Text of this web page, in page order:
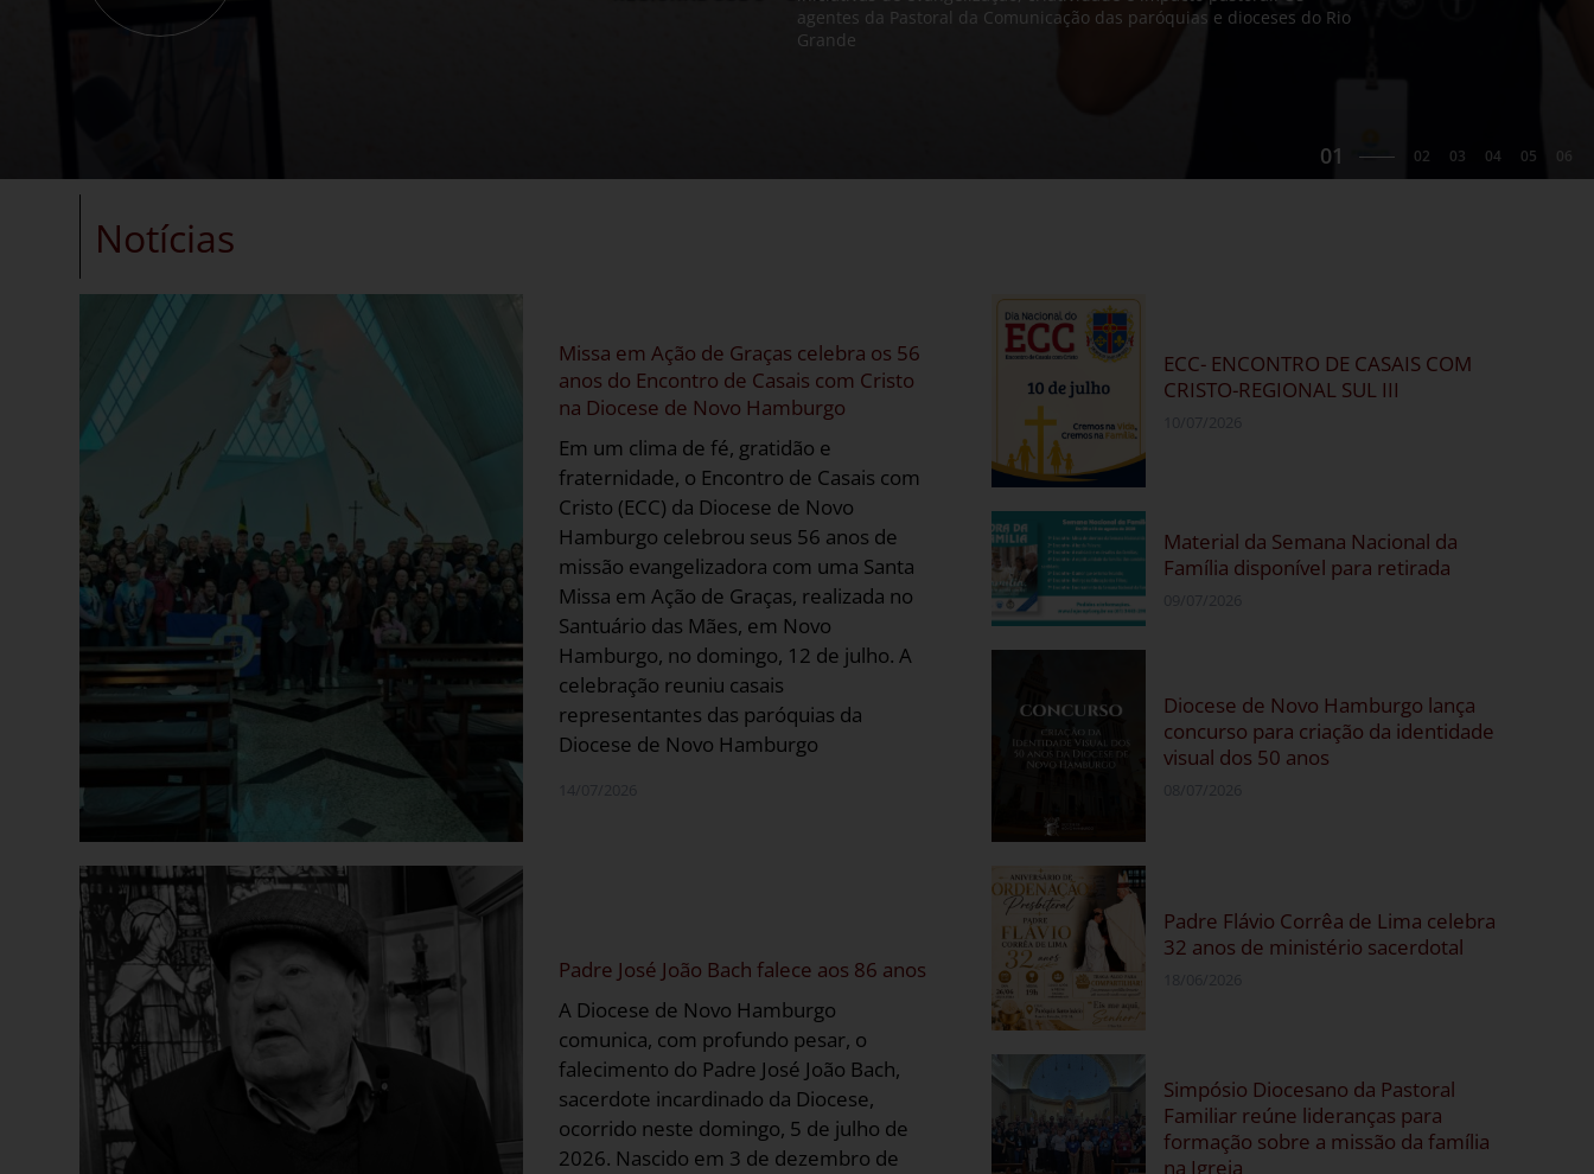
de Novo Hamburgo.
agentes da Pastoral da Comunicação das paróquias e dioceses do Rio
Grande
de 2030. A reunião contou com a presença do bispo diocesano, Dom
João Francisco Salm, e marcou
realizado entre os dias 26 e 28 de junho, no Instituto São José, em
Santa Maria, reunindo bispos, coordenadores da
comunicação visual e produção de conteúdos digitais para a missão
encontro foi marcado por momentos de oração, formação, convivência
fraterna e renovação da missão catequética. Em sintonia com o
agentes da Pastoral da Comunicação das paróquias e dioceses do Rio
Notícias
Missa em Ação de Graças celebra os 56
anos do Encontro de Casais com Cristo
na Diocese de Novo Hamburgo
Em um clima de fé, gratidão e
fraternidade, o Encontro de Casais com
Cristo (ECC) da Diocese de Novo
Hamburgo celebrou seus 56 anos de
missão evangelizadora com uma Santa
Missa em Ação de Graças, realizada no
Santuário das Mães, em Novo
Hamburgo, no domingo, 12 de julho. A
celebração reuniu casais
representantes das paróquias da
Diocese de Novo Hamburgo
ECC- ENCONTRO DE CASAIS COM
CRISTO-REGIONAL SUL III
Material da Semana Nacional da
Família disponível para retirada
Diocese de Novo Hamburgo lança
concurso para criação da identidade
visual dos 50 anos
Padre José João Bach falece aos 86 anos
A Diocese de Novo Hamburgo
comunica, com profundo pesar, o
falecimento do Padre José João Bach,
sacerdote incardinado da Diocese,
ocorrido neste domingo, 5 de julho de
2026. Nascido em 3 de dezembro de
Padre Flávio Corrêa de Lima celebra
32 anos de ministério sacerdotal
Simpósio Diocesano da Pastoral
Familiar reúne lideranças para
formação sobre a missão da família
na Igreja